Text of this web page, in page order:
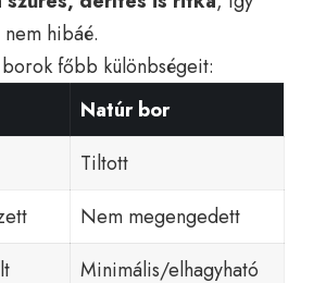
hibáé.
főbb különbségeit:
Natúr bor
Tiltott
Nem megengedett
Minimális/elhagyható